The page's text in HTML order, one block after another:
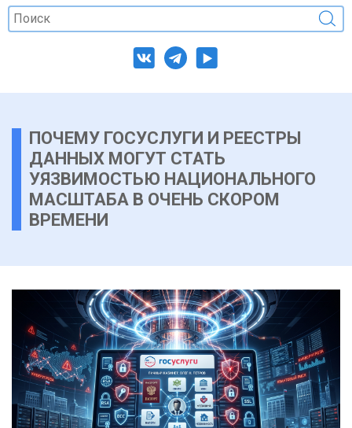
ПОЧЕМУ ГОСУСЛУГИ И РЕЕСТРЫ
ДАННЫХ МОГУТ СТАТЬ
УЯЗВИМОСТЬЮ НАЦИОНАЛЬНОГО
МАСШТАБА В ОЧЕНЬ СКОРОМ
ВРЕМЕНИ